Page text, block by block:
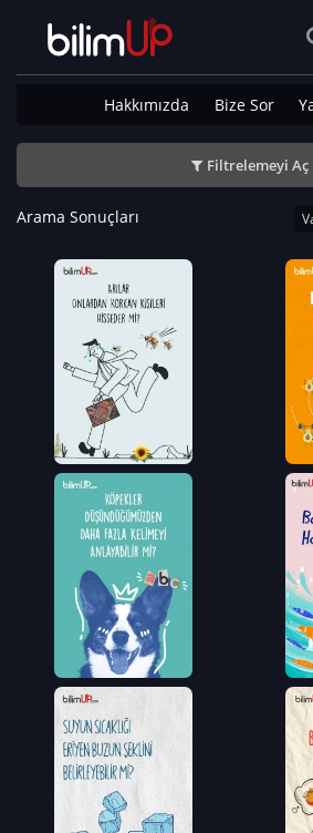
Hakkımızda Bize Sor
Filtrelemeyi Aç
Arama Sonuçları